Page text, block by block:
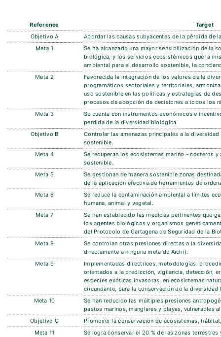
Reference
Target
Objetivo A
Abordar las causas subyacentes de la pérdida de
Meta 1
Se ha alcanzado una mayor sensibilización de la
biológica, y los servicios ecosistémicos que la
ambiental para el desarrollo sostenible, la
Meta 2
Favorecida la integración de los valores de la
programáticos sectoriales y territoriales,
uso sostenible en las políticas y estrategias de
procesos de adopción de decisiones a todos los
Meta 3
Se cuenta con instrumentos económicos e
pérdida de la diversidad biológica.
Objetivo B
Controlar las amenazas principales a la
sostenible.
Meta 4
Se recuperan los ecosistemas marino - costeros
sostenible.
Meta 5
Se gestionan de manera sostenible zonas
de la aplicación efectiva de herramientas de
Meta 6
Se reduce la contaminación ambiental a límites
humana, animal y vegetal.
Meta 7
Se han establecido las medidas pertinentes que
los agentes biológicos y organismos
del Protocolo de Cartagena de Seguridad de la
Meta 8
Se controlan otras presiones directas a la
directamente a ninguna meta de Aichi).
Meta 9
Implementadas directrices, metodologías,
orientados a la predicción, vigilancia, detección,
especies exóticas invasoras, en ecosistemas
circundante, para la conservación de la diversidad
Meta 10
Se han reducido las múltiples presiones
pastos marinos, manglares y playas, vulnerables
Objetivo C
Promover la conservación de ecosistemas,
Meta 11
Se logra conservar el 20 % de las zonas terrestres